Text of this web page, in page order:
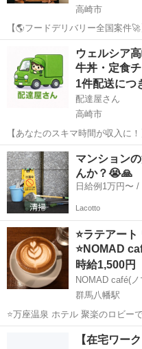
高崎市
【🌎フードデリバリー全国案件🚀】
いな方必見✅ 稼働開始は７月２０日〜🫡 全４７都道府県展開💫 なん
と‼️ 日給保証➕件建という安心
ドライバー
ウェルシア
牛丼・定食
1件配送につ
配達屋さん
高崎市
【あなたのスキマ時間が収入に
バイト、始めませんか？ アプリ
るかどうかは、オファーを見て
―――――――――― ...
群馬 高崎市
マンション
んか？😭🙏
Lacotto
⭐️ラテアー
⭐️NOMAD
時給1,500円
NOMAD café(
群馬八幡駅
⭐️万座温泉 ホテル 聚楽のロビー
タントのお仕事です⭐️ ⭐️詳細は
群馬八幡駅
【在宅ワー